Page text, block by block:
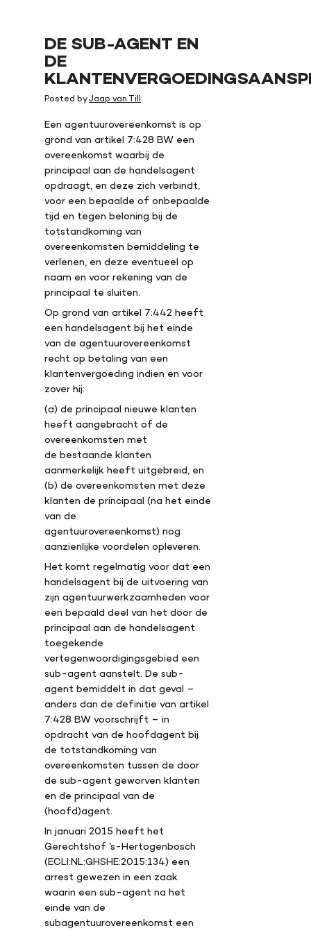
DE SUB-AGENT EN
DE
Posted byJaap van Till
Een agentuurovereenkomst is op
grond van artikel 7:428 BW een
overeenkomst waarbij de
principaal aan de handelsagent
opdraagt, en deze zich verbindt,
voor een bepaalde of onbepaalde
tijd en tegen beloning bij de
totstandkoming van
overeenkomsten bemiddeling te
verlenen, en deze eventueel op
naam en voor rekening van de
principaal te sluiten.
Op grond van artikel 7:442 heeft
een handelsagent bij het einde
van de agentuurovereenkomst
recht op betaling van een
klantenvergoeding indien en voor
zover hij:
(a) de principaal nieuwe klanten
heeft aangebracht of de
overeenkomsten met
de bestaande klanten
aanmerkelijk heeft uitgebreid, en
(b) de overeenkomsten met deze
klanten de principaal (na het einde
van de
agentuurovereenkomst) nog
aanzienlijke voordelen opleveren.
Het komt regelmatig voor dat een
handelsagent bij de uitvoering van
zijn agentuurwerkzaamheden voor
een bepaald deel van het door de
principaal aan de handelsagent
toegekende
vertegenwoordigingsgebied een
sub-agent aanstelt. De sub-
agent bemiddelt in dat geval –
anders dan de definitie van artikel
7:428 BW voorschrijft – in
opdracht van de hoofdagent bij
de totstandkoming van
overeenkomsten tussen de door
de sub-agent geworven klanten
en de principaal van de
(hoofd)agent.
In januari 2015 heeft het
Gerechtshof ’s-Hertogenbosch
(ECLI:NL:GHSHE:2015:134) een
arrest gewezen in een zaak
waarin een sub-agent na het
einde van de
subagentuurovereenkomst een